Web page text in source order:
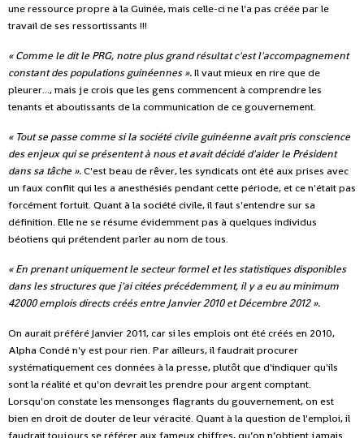
une ressource propre à la Guinée, mais celle-ci ne l'a pas créée par le
travail de ses ressortissants !!!
« Comme le dit le PRG, notre plus grand résultat c'est l'accompagnement
constant des populations guinéennes ».Il vaut mieux en rire que de
pleurer..., mais je crois que les gens commencent à comprendre les
tenants et aboutissants de la communication de ce gouvernement.
« Tout se passe comme si la société civile guinéenne avait pris conscience
des enjeux qui se présentent à nous et avait décidé d'aider le Président
dans sa tâche ».C'est beau de rêver, les syndicats ont été aux prises avec
un faux conflit qui les a anesthésiés pendant cette période, et ce n'était pas
forcément fortuit. Quant à la société civile, il faut s'entendre sur sa
définition. Elle ne se résume évidemment pas à quelques individus
béotiens qui prétendent parler au nom de tous.
« En prenant uniquement le secteur formel et les statistiques disponibles
dans les structures que j'ai citées précédemment, il y a eu au minimum
42000 emplois directs créés entre Janvier 2010 et Décembre 2012 ».
On aurait préféré Janvier 2011, car si les emplois ont été créés en 2010,
Alpha Condé n'y est pour rien. Par ailleurs, il faudrait procurer
systématiquement ces données à la presse, plutôt que d'indiquer qu'ils
sont la réalité et qu'on devrait les prendre pour argent comptant.
Lorsqu'on constate les mensonges flagrants du gouvernement, on est
bien en droit de douter de leur véracité. Quant à la question de l'emploi, il
faudrait toujours se référer aux fameux chiffres, qu’on n’obtient jamais